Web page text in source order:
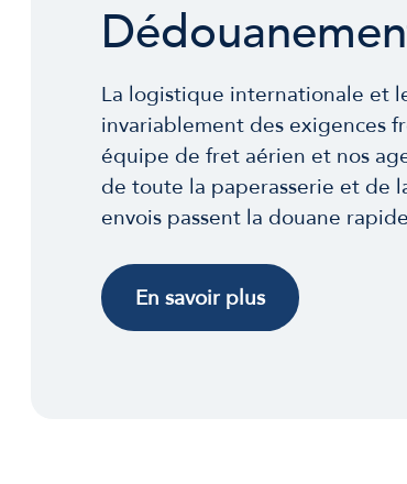
La logistique internationale et
invariablement des exigences
équipe de fret aérien et nos
de toute la paperasserie et de
envois passent la douane
En savoir plus